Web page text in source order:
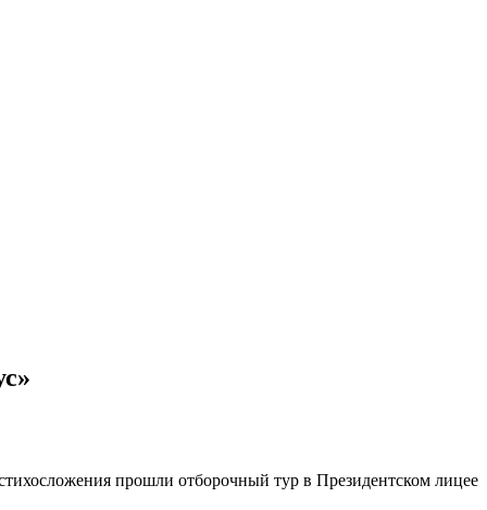
прошли отборочный тур в Президентском лицее